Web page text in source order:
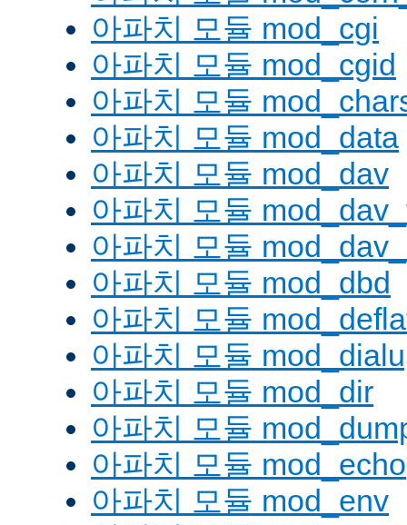
아파치 모듈 mod_cgi
아파치 모듈 mod_cgid
아파치 모듈
아파치 모듈 mod_data
아파치 모듈 mod_dav
아파치 모듈
아파치 모듈
아파치 모듈 mod_dbd
아파치 모듈
아파치 모듈
아파치 모듈 mod_dir
아파치 모듈
아파치 모듈 mod_echo
아파치 모듈 mod_env